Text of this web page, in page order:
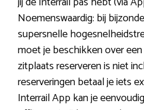
Noemenswaardig: bij
supersnelle
moet je beschikken over
zitplaats reserveren is niet
reserveringen betaal je iets
Interrail App kan je